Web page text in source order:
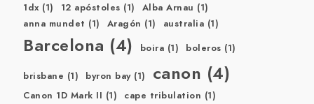
1dx(1) 12 apóstoles (1) Alba Arnau (1)
anna mundet (1) Aragón (1) australia (1)
Barcelona (4) boira (1) boleros (1)
brisbane (1) byron bay(1) canon (4)
Canon 1D Mark II (1) cape tribulation (1)